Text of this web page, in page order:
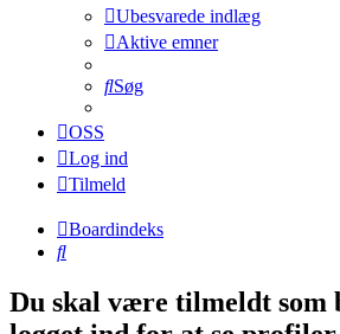
Ubesvarede indlæg
Aktive emner
Søg
OSS
Log ind
Tilmeld
Boardindeks
Søg
Du skal være tilmeldt som